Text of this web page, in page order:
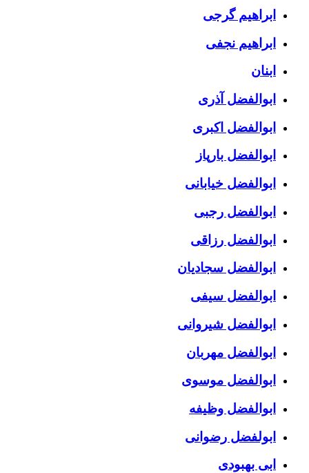
ابراهیم گرجی
ابراهیم نجفی
ابنان
ابوالفضل آذری
ابوالفضل اکبری
ابوالفضل بارپاز
ابوالفضل خیابانی
ابوالفضل رجبی
ابوالفضل رزاقی
ابوالفضل سجادیان
ابوالفضل سیفی
ابوالفضل شیروانی
ابوالفضل مهربان
ابوالفضل موسوی
ابوالفضل وظیفه
ابولفضل رضوانی
ابی بهبودی